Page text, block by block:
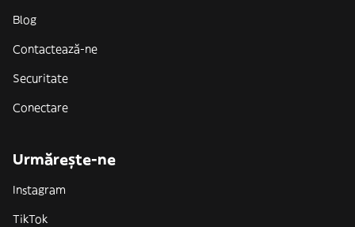
Blog
Contactează-ne
Securitate
Conectare
Urmărește-ne
Instagram
TikTok